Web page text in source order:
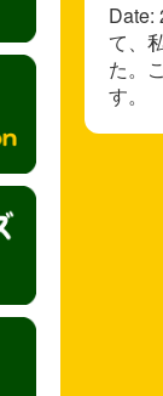
Date:
て、
た。
す。